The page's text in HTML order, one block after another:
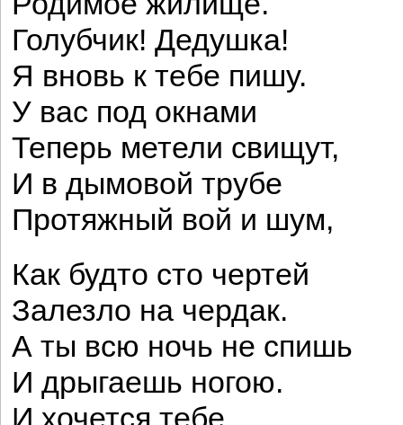
Голубчик! Дедушка!
Я вновь к тебе пишу.
У вас под окнами
Теперь метели свищут,
И в дымовой трубе
Протяжный вой и шум,
Как будто сто чертей
Залезло на чердак.
А ты всю ночь не спишь
И дрыгаешь ногою.
И хочется тебе,